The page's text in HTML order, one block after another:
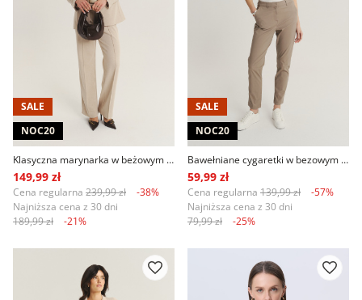
SALE
NOC20
Klasyczna marynarka w beżowym kolorze
149,99 zł
Cena regularna 239,99 zł
-38%
Najniższa cena z 30 dni
189,99 zł
-21%
SALE
NOC20
Bawełniane cygaretki w bezowym kolorze
59,99 zł
Cena regularna 139,99 zł
-57%
Najniższa cena z 30 dni
79,99 zł
-25%